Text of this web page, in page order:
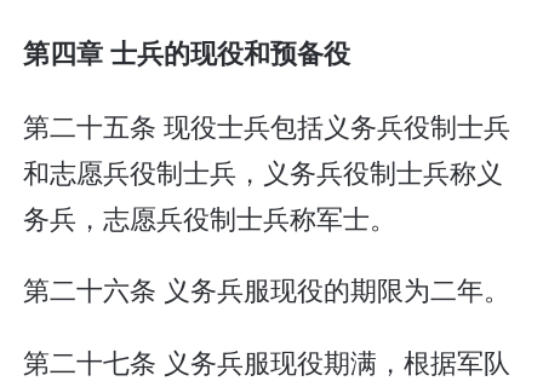
第四章 士兵的现役和预备役
第二十五条 现役士兵包括义务兵役制士兵
和志愿兵役制士兵，义务兵役制士兵称义
务兵，志愿兵役制士兵称军士。
第二十六条 义务兵服现役的期限为二年。
第二十七条 义务兵服现役期满，根据军队